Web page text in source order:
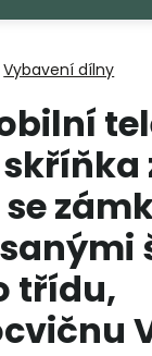
Vybavení dílny
třídu,